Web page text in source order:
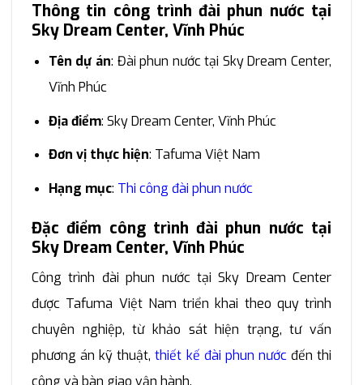
Thông tin công trình đài phun nước tại
Sky Dream Center, Vĩnh Phúc
Tên dự án: Đài phun nước tại Sky Dream Center,
Vĩnh Phúc
Địa điểm: Sky Dream Center, Vĩnh Phúc
Đơn vị thực hiện: Tafuma Việt Nam
Hạng mục: Thi công đài phun nước
Đặc điểm công trình đài phun nước tại
Sky Dream Center, Vĩnh Phúc
Công trình đài phun nước tại Sky Dream Center
được Tafuma Việt Nam triển khai theo quy trình
chuyên nghiệp, từ khảo sát hiện trạng, tư vấn
phương án kỹ thuật,thiết kế đài phun nướcđến thi
công và bàn giao vận hành.